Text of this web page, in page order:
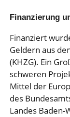
Finanzierung
Finanziert
Geldern aus
(KHZG). Ein
schweren
Mittel der
des
Landes